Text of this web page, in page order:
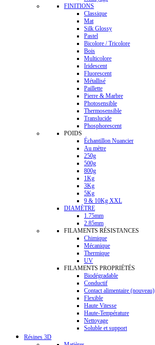
FINITIONS
Classique
Mat
Silk Glossy
Pastel
Bicolore / Tricolore
Bois
Multicolore
Iridescent
Fluorescent
Métallisé
Paillette
Pierre & Marbre
Photosensible
Thermosensible
Translucide
Phosphorescent
POIDS
Échantillon Nuancier
Au mètre
250g
500g
800g
1Kg
3Kg
5Kg
9 & 10Kg XXL
DIAMÈTRE
1.75mm
2.85mm
FILAMENTS RÉSISTANCES
Chimique
Mécanique
Thermique
UV
FILAMENTS PROPRIÉTÉS
Biodégradable
Conductif
Contact alimentaire (nouveau)
Flexible
Haute Vitesse
Haute-Température
Nettoyage
Soluble et support
Résines 3D